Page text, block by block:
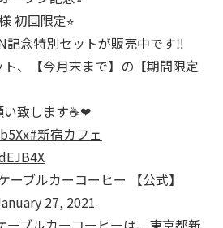
初回限定⭐︎
記念特別セットが販売中です‼︎
、【今月末まで】の【期間限定
い致します☕️❤︎
#新宿カフェ
ブルカーコーヒー 【公式】
27, 2021